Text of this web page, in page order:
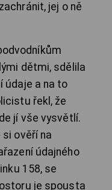
jej o ně
dětmi, sdělila
údaje a na to
řekl, že
jí vše vysvětlí.
si ověří na
údajného
158, se
je spousta